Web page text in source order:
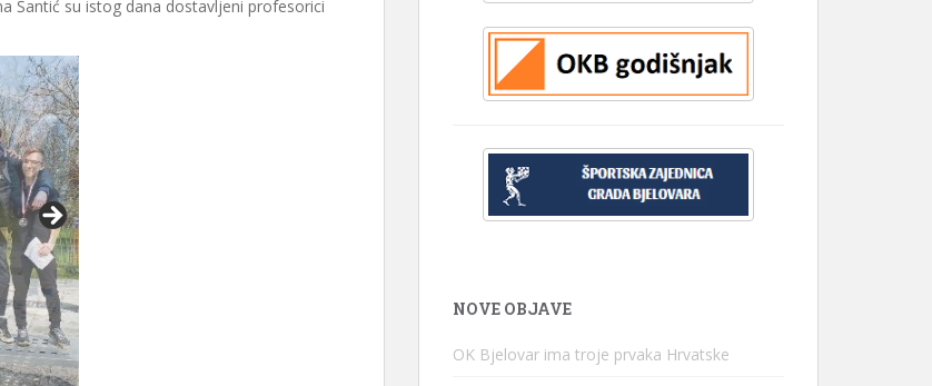
Šantić su istog dana dostavljeni profesorici
NOVE OBJAVE
OK Bjelovar ima troje prvaka Hrvatske